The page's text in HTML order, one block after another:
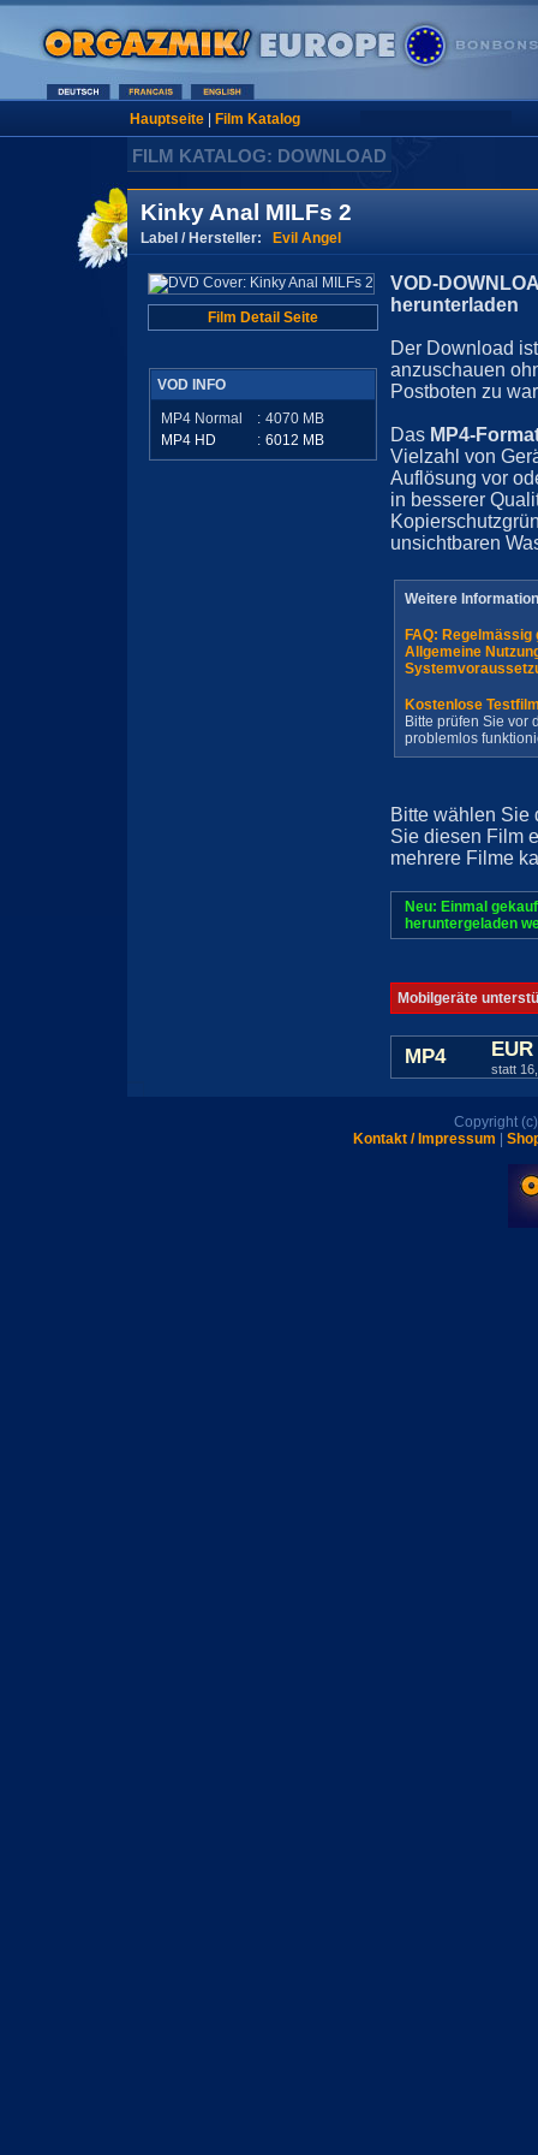
Hauptseite| Film Katalog
FILM KATALOG: DOWNLOAD
Kinky Anal MILFs 2
Label / Hersteller: Evil Angel
Film Detail Seite
VOD INFO
MP4 Normal
: 4070 MB
MP4 HD
: 6012 MB
VOD-
herunterladen
Der Download
anzuschauen
Postboten zu
Das MP4-
Vielzahl von
Auflösung vor
in besserer
unsichtbaren
Weitere
FAQ:
Allgemeine
Kostenlose
Bitte prüfen Sie vor
problemlos
Bitte wählen Sie
Sie diesen Film
mehrere Filme
Neu: Einmal
heruntergeladen
Mobilgeräte
MP4
statt
Copyright
Kontakt / Impressum